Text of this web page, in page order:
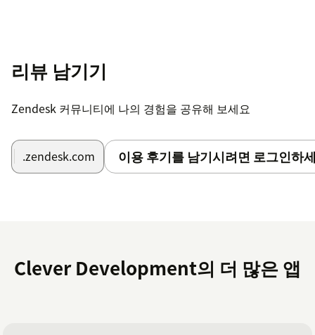
리뷰 남기기
Zendesk 커뮤니티에 나의 경험을 공유해 보세요
.zendesk.com 이용 후기를 남기시려면 로그인하
Clever Development의 더 많은 앱